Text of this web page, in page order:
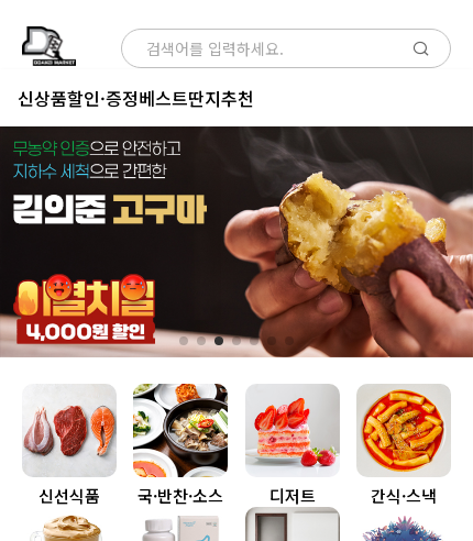
신상품할인·증정베스트딴지추천
신선식품 국·반찬·소스 디저트 간식·스낵